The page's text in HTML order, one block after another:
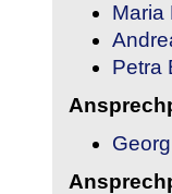
Maria
Petra